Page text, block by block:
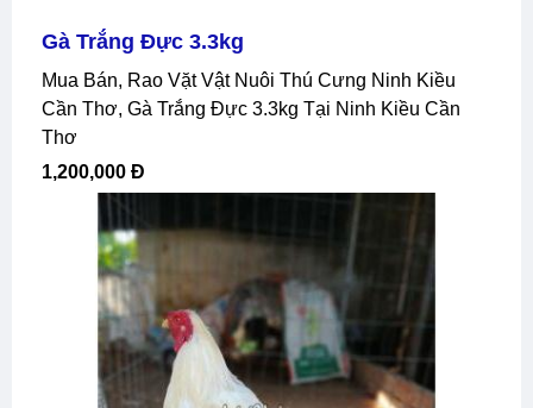
Gà Trắng Đực 3.3kg
Mua Bán, Rao Vặt Vật Nuôi Thú Cưng Ninh Kiều
Cần Thơ, Gà Trắng Đực 3.3kg Tại Ninh Kiều Cần
Thơ
1,200,000 Đ